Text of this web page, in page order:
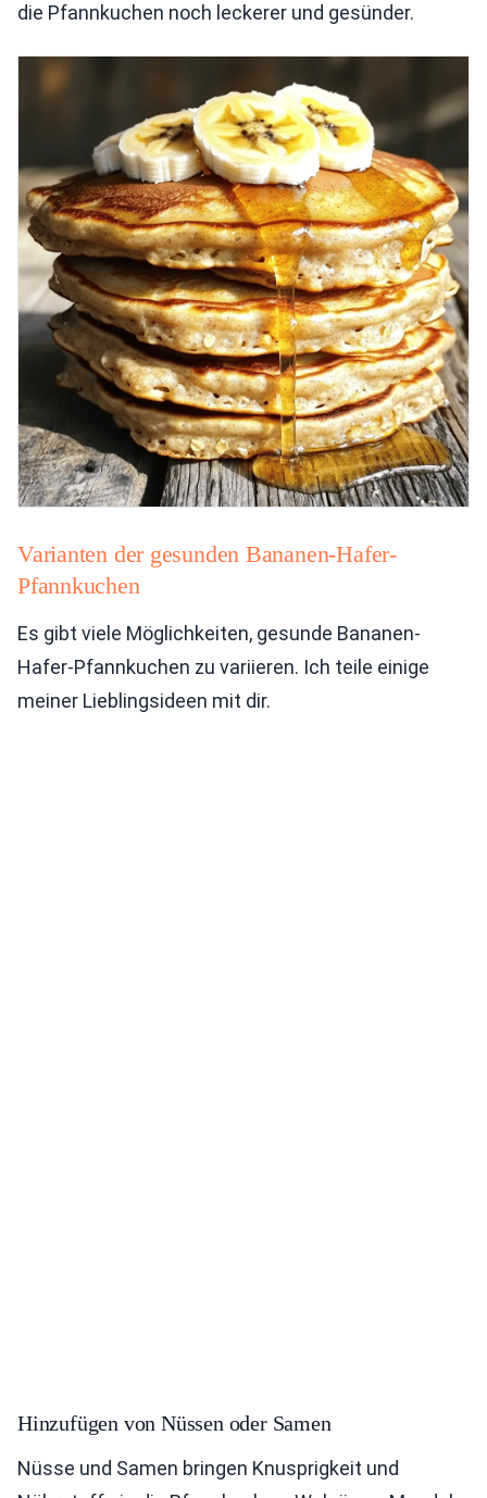
die Pfannkuchen noch leckerer und gesünder.
Varianten der gesunden Bananen-Hafer-
Pfannkuchen
Es gibt viele Möglichkeiten, gesunde Bananen-
Hafer-Pfannkuchen zu variieren. Ich teile einige
meiner Lieblingsideen mit dir.
Hinzufügen von Nüssen oder Samen
Nüsse und Samen bringen Knusprigkeit und